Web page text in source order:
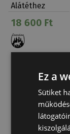
Alátéthez
18 600 Ft
Ez a
Sütiket